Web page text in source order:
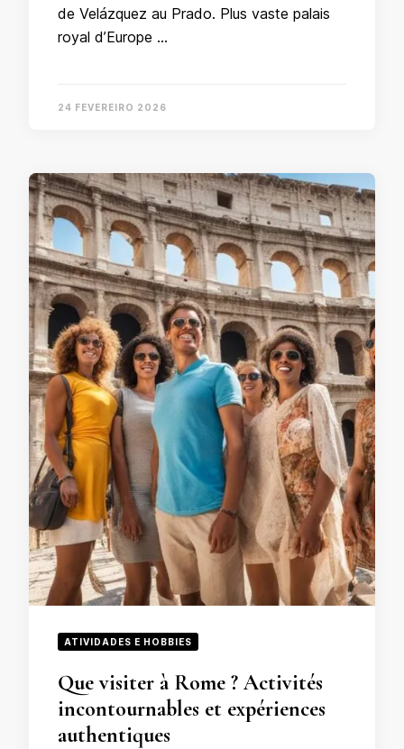
de Velázquez au Prado. Plus vaste palais
royal d’Europe …
24 FEVEREIRO 2026
ATIVIDADES E HOBBIES
Que visiter à Rome ? Activités
incontournables et expériences
authentiques